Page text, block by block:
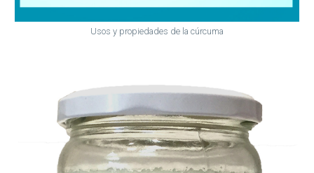
Usos y propiedades de la cúrcuma